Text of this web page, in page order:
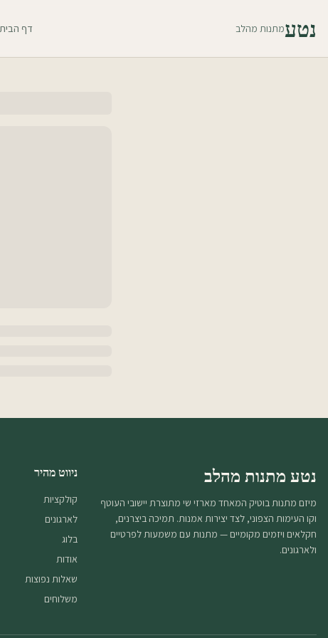
נטעמתנות מהלב דף הבית
נטע מתנות מהלב
מיזם מתנות בוטיק המאחד מארזי שי מתוצרת יישובי העוטף
וקו העימות הצפוני, לצד יצירות אמנות. תמיכה ביצרנים,
חקלאים ויזמים מקומיים — מתנות עם משמעות לפרטיים
ולארגונים.
ניווט מהיר
קולקציות
לארגונים
בלוג
אודות
שאלות נפוצות
משלוחים